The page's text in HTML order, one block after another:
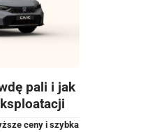
pali i jak
ceny i szybka